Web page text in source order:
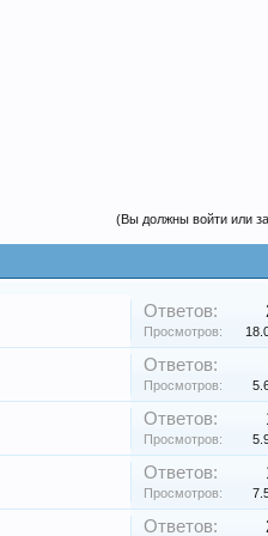
(Вы должны войти или
Ответов:
Просмотров:
Ответов:
Просмотров:
Ответов:
Просмотров:
Ответов:
Просмотров:
Ответов: